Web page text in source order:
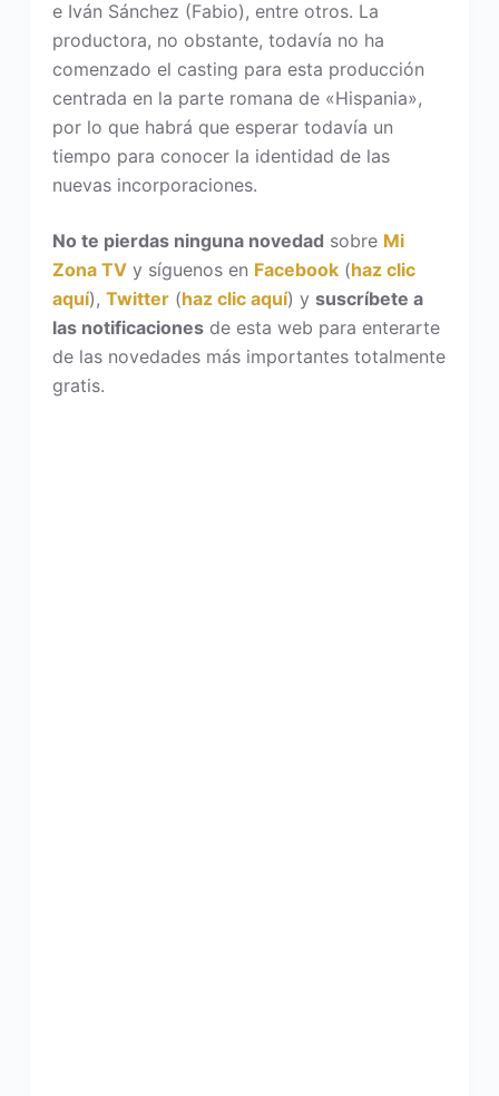
e Iván Sánchez (Fabio), entre otros. La
productora, no obstante, todavía no ha
comenzado el casting para esta producción
centrada en la parte romana de «Hispania»,
por lo que habrá que esperar todavía un
tiempo para conocer la identidad de las
nuevas incorporaciones.
No te pierdas ninguna novedad sobre Mi
Zona TVy síguenos en Facebook(haz clic
aquí), Twitter(haz clic aquí) y suscríbete a
las notificacionesde esta web para enterarte
de las novedades más importantes totalmente
gratis.